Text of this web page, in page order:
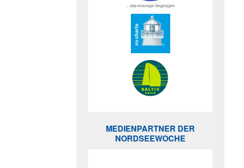
MEDIENPARTNER DER
NORDSEEWOCHE